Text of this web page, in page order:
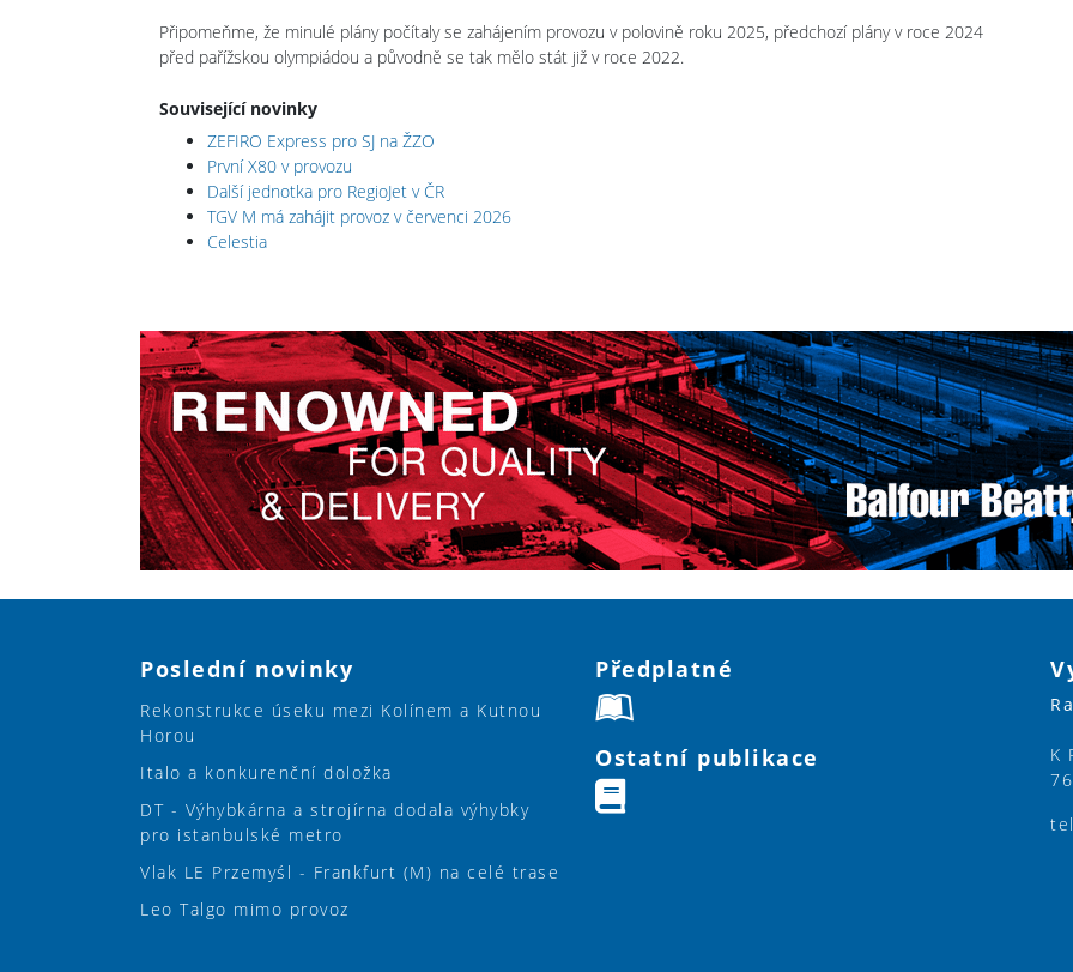
Připomeňme, že minulé plány počítaly se zahájením provozu v polovině roku 2025, předchozí plány v roce 2024
před pařížskou olympiádou a původně se tak mělo stát již v roce 2022.
Související novinky
ZEFIRO Express pro SJ na ŽZO
První X80 v provozu
Další jednotka pro RegioJet v ČR
TGV M má zahájit provoz v červenci 2026
Celestia
Poslední novinky
Rekonstrukce úseku mezi Kolínem a Kutnou
Horou
Italo a konkurenční doložka
DT - Výhybkárna a strojírna dodala výhybky
pro istanbulské metro
Vlak LE Przemyśl - Frankfurt (M) na celé trase
Leo Talgo mimo provoz
Předplatné
Ostatní publikace
K